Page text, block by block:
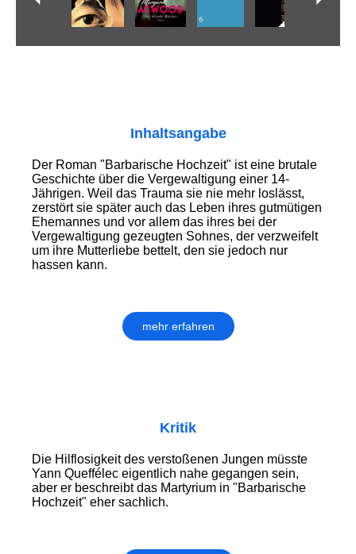
Inhaltsangabe
Der Roman "Barbarische Hochzeit" ist eine brutale
Geschichte über die Vergewaltigung einer 14-
Jährigen. Weil das Trauma sie nie mehr loslässt,
zerstört sie später auch das Leben ihres gutmütigen
Ehemannes und vor allem das ihres bei der
Vergewaltigung gezeugten Sohnes, der verzweifelt
um ihre Mutterliebe bettelt, den sie jedoch nur
hassen kann.
mehr erfahren
Kritik
Die Hilflosigkeit des verstoßenen Jungen müsste
Yann Queffélec eigentlich nahe gegangen sein,
aber er beschreibt das Martyrium in "Barbarische
Hochzeit" eher sachlich.